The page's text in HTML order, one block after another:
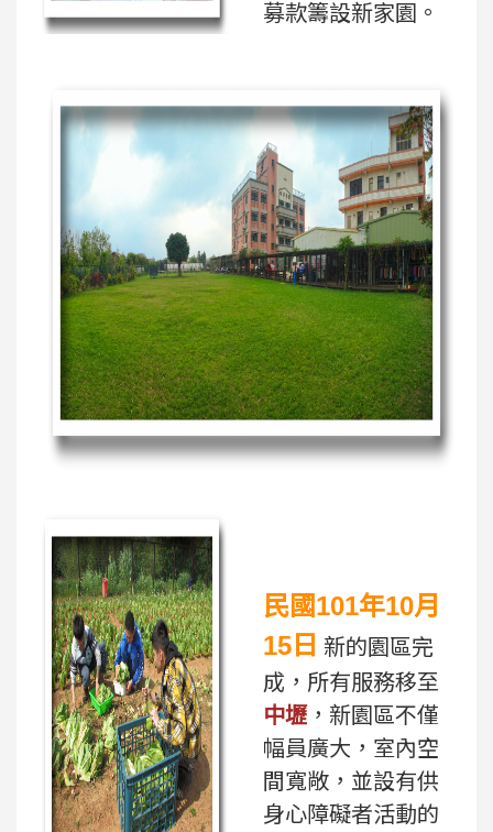
募款籌設新家園。
民國101年10月
15日 新的園區完
成，所有服務移至
中壢 ，新園區不僅
幅員廣大，室內空
間寬敞，並設有供
身心障礙者活動的